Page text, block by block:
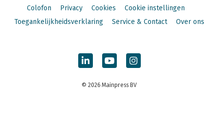
Colofon
Privacy Cookies
Cookie instellingen
Toegankelijkheidsverklaring
Service & Contact Over ons
© 2026 Mainpress BV